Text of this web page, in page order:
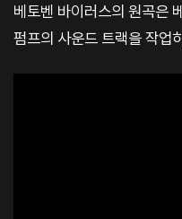
베토벤 바이러스의 원곡은
펌프의 사운드 트랙을 작업